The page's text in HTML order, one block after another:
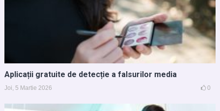
Aplicații gratuite de detecție a falsurilor media
Joi, 5 Martie 2026 0